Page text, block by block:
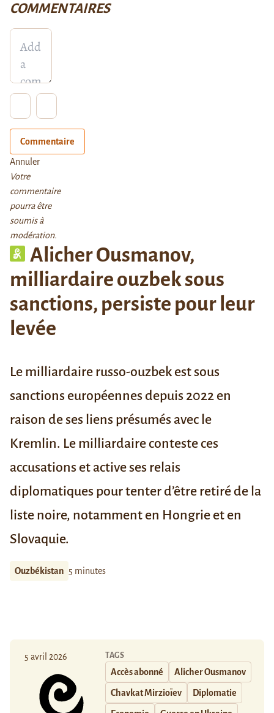
Alicher Ousmanov,
milliardaire ouzbek sous
sanctions, persiste pour leur
levée
Le milliardaire russo-ouzbek est sous
sanctions européennes depuis 2022 en
raison de ses liens présumés avec le
Kremlin. Le milliardaire conteste ces
accusations et active ses relais
diplomatiques pour tenter d’être retiré de la
liste noire, notamment en Hongrie et en
Slovaquie.
Ouzbékistan 5 minutes
5 avril 2026 TAGS
Accès abonné Alicher Ousmanov
Chavkat Mirzioïev Diplomatie
COMMENTAIRES
Commentaire
Annuler
Votre
commentaire
pourra être
soumis à
modération.